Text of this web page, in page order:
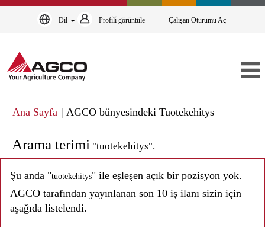
Dil Profi̇li̇ görüntüle Çalışan Oturumu Aç
Ana Sayfa | AGCO bünyesindeki Tuotekehitys(mevcut
Arama terimi "tuotekehitys".
Şu anda "tuotekehitys" ile eşleşen açık bir pozisyon yok.
AGCO tarafından yayınlanan son 10 iş ilanı sizin için
aşağıda listelendi.